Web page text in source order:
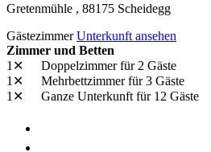
Gretenmühle , 88175 Scheidegg
GästezimmerUnterkunft ansehen
Zimmer und Betten
1✕
Doppelzimmerfür 2 Gäste
1✕
Mehrbettzimmerfür 3 Gäste
1✕
Ganze Unterkunft für 12 Gäste